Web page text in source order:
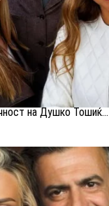
на Душко Тошиќ...